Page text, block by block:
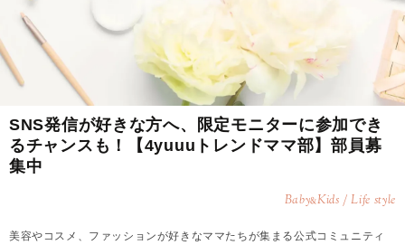
SNS発信が好きな方へ、限定モニターに参加でき
るチャンスも！【4yuuuトレンドママ部】部員募
集中
Baby&Kids / Life style
美容やコスメ、ファッションが好きなママたちが集まる公式コミュニティ